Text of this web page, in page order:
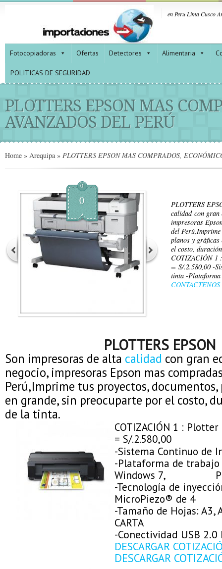
en Peru Lima Cusco
Fotocopiadoras Ofertas Detectores Alimentaria
POLITICAS DE SEGURIDAD
PLOTTERS EPSON MAS
AVANZADOS DEL PERÚ
Home » Arequipa » PLOTTERS EPSON MAS COMPRADOS,
0
0
PLOTTERS
calidad con gran
impresoras
del
planos y
el costo,
COTIZACIÓN 1
= S/.2.580,00 -
tinta -
CONTACTENOS
PLOTTERS EPSON
Son impresoras de alta calidad con gran
negocio, impresoras Epson mas
Perú,Imprime tus proyectos, documentos,
en grande, sin preocuparte por el costo,
de la tinta.
COTIZACIÓN 1 :
= S/.2.580,00
-Sistema Continuo de
-Plataforma de trabajo
Windows 7,
-Tecnología de
MicroPiezo® de 4
-Tamaño de Hojas: A3,
CARTA
-Conectividad USB 2.0
DESCARGAR
DESCARGAR